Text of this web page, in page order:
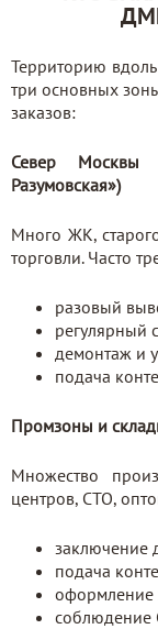
Территорию
три основных
заказов:
Север
Разумовская»)
Много ЖК,
торговли. Часто
разовый
регулярный
демонтаж и
подача
Промзоны и
Множество
центров, СТО,
заключение
подача
оформление
соблюдение